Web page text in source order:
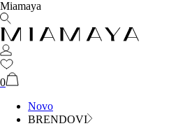
Miamaya
0
Novo
BRENDOVI